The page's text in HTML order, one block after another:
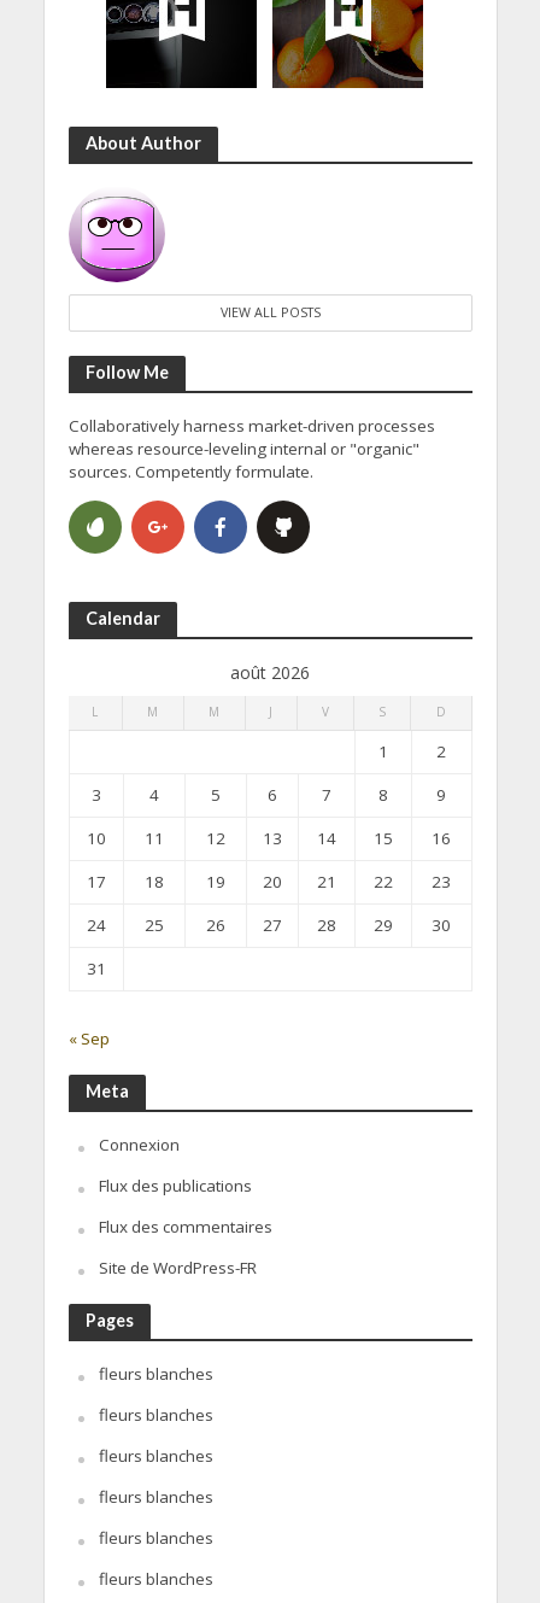
About Author
VIEW ALL POSTS
Follow Me
Collaboratively harness market-driven processes
whereas resource-leveling internal or "organic"
sources. Competently formulate.
Calendar
août 2026
L M M J V S D
1
2
3
4 5 6 7 8
9
10
11 12 13 14 15
16
17
18 19 20 21 22
23
24
25 26 27 28 29
30
31
« Sep
Meta
Connexion
Flux des publications
Flux des commentaires
Site de WordPress-FR
Pages
fleurs blanches
fleurs blanches
fleurs blanches
fleurs blanches
fleurs blanches
fleurs blanches